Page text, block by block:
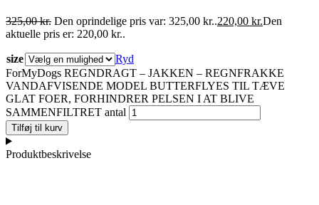
325,00kr. Den oprindelige pris var: 325,00 kr..220,00 kr.Den
aktuelle pris er: 220,00 kr..
size
Ryd
ForMyDogs REGNDRAGT – JAKKEN – REGNFRAKKE
VANDAFVISENDE MODEL BUTTERFLYES TIL TÆVE
GLAT FOER, FORHINDRER PELSEN I AT BLIVE
SAMMENFILTRET antal
Tilføj til kurv
Produktbeskrivelse